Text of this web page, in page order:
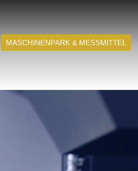
MASCHINENPARK & MESSMITTEL